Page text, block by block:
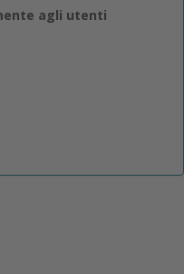
agli utenti